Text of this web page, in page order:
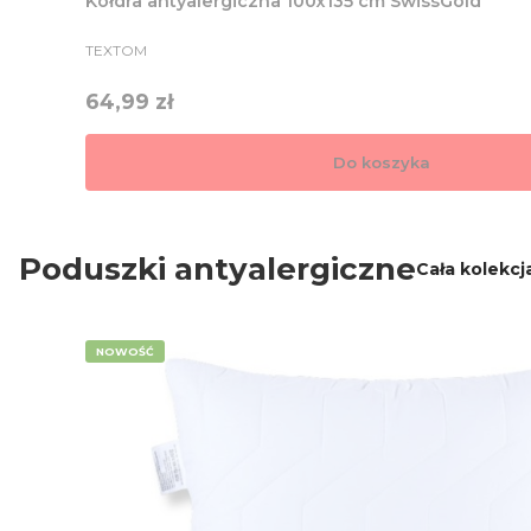
PRODUCENT
TEXTOM
Cena
64,99 zł
Do koszyka
Poduszki antyalergiczneCała
NOWOŚĆ